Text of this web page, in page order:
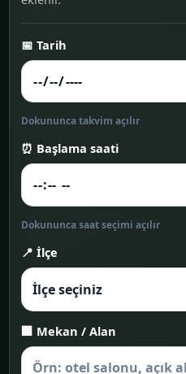
📅 Tarih
Dokununca takvim açılır
⏰ Başlama saati
Dokununca saat seçimi açılır
📍 İlçe
🏢 Mekan / Alan